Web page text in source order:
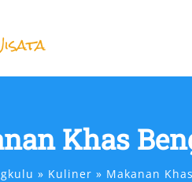
Khas
Kuliner Makanan